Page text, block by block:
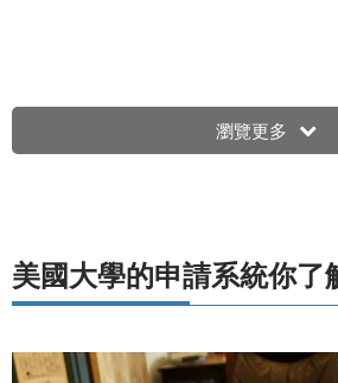
瀏覽更多
美國大學的申請系統你了